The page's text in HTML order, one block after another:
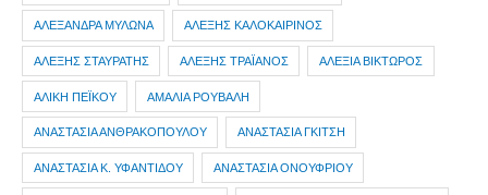
ΑΛΕΞΑΝΔΡΑ ΜΥΛΩΝΑ ΑΛΕΞΗΣ ΚΑΛΟΚΑΙΡΙΝΟΣ
ΑΛΕΞΗΣ ΣΤΑΥΡΑΤΗΣ ΑΛΕΞΗΣ ΤΡΑΪΑΝΟΣ ΑΛΕΞΙΑ ΒΙΚΤΩΡΟΣ
ΑΛΙΚΗ ΠΕΪΚΟΥ ΑΜΑΛΙΑ ΡΟΥΒΑΛΗ
ΑΝΑΣΤΑΣΙΑ ΑΝΘΡΑΚΟΠΟΥΛΟΥ ΑΝΑΣΤΑΣΙΑ ΓΚΙΤΣΗ
ΑΝΑΣΤΑΣΙΑ Κ. ΥΦΑΝΤΙΔΟΥ ΑΝΑΣΤΑΣΙΑ ΟΝΟΥΦΡΙΟΥ